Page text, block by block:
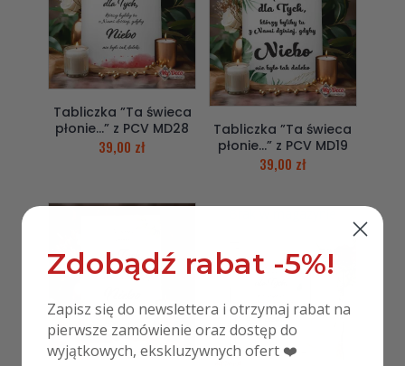
Tabliczka ”Ta świeca
płonie…” z PCV MD28
39,00 zł
Tabliczka ”Ta świeca
płonie…” z PCV MD19
39,00 zł
Zdobądź rabat -5%!
Zapisz się do newslettera i otrzymaj rabat na
pierwsze zamówienie oraz dostęp do
wyjątkowych, ekskluzywnych ofert ❤️